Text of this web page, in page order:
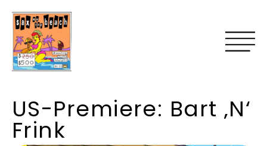
US-Premiere: Bart ‚N‘
Frink